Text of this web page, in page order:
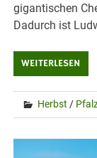
gigantischen
Dadurch ist
WEITERLESEN
Herbst /